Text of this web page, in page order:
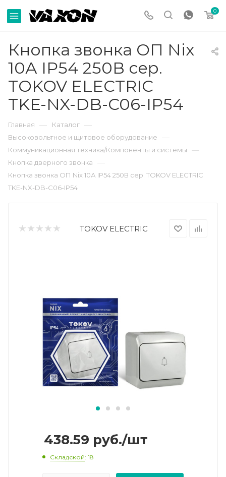
0
Кнопка звонка ОП Nix
10А IP54 250В сер.
TOKOV ELECTRIC
TKE-NX-DB-C06-IP54
Главная — Каталог —
Высоковольтное и щитовое оборудование —
Коммуникационная техника/Компоненты и системы —
Кнопка дверного звонка —
Кнопка звонка ОП Nix 10А IP54 250В сер. TOKOV ELECTRIC
TKE-NX-DB-C06-IP54
TOKOV ELECTRIC
438.59 руб./шт
Складской: 18